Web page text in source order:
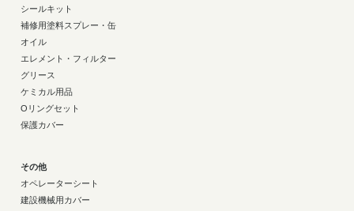
シールキット
補修用塗料スプレー・缶
オイル
エレメント・フィルター
グリース
ケミカル用品
Oリングセット
保護カバー
その他
オペレーターシート
建設機械用カバー